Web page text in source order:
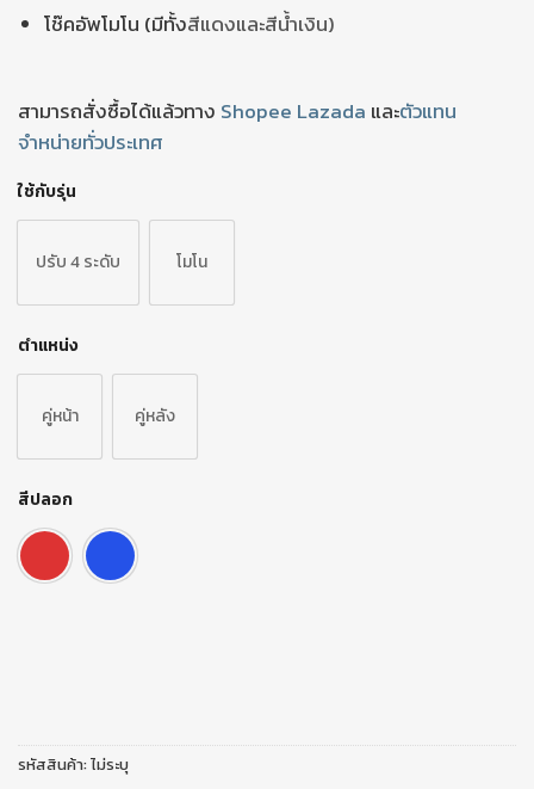
โช๊คอัพโมโน (มีทั้งสีแดงและสีน้ำเงิน)
สามารถสั่งซื้อได้แล้วทาง Shopee Lazada และตัวแทน
จำหน่ายทั่วประเทศ
ใช้กับรุ่น
ปรับ 4 ระดับ โมโน
ตำแหน่ง
คู่หน้า คู่หลัง
สีปลอก
รหัสสินค้า:ไม่ระบุ